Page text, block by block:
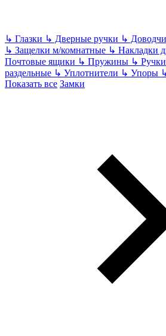
↳ Глазки ↳ Дверные ручки ↳
↳ Защелки м/комнатные ↳ Накладки
Почтовые ящики ↳ Пружины ↳
раздельные ↳ Уплотнители ↳ Упоры
Показать все Замки